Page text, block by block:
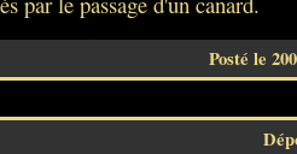
Posté le